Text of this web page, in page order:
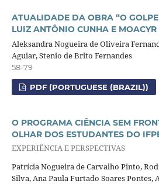
ATUALIDADE DA OBRA “O
LUIZ ANTÔNIO CUNHA E MOACYR
Aleksandra Nogueira de Oliveira
Aguiar, Stenio de Brito Fernandes
58-79
PDF (PORTUGUESE (BRAZIL))
O PROGRAMA CIÊNCIA SEM
OLHAR DOS ESTUDANTES DO
EXPERIÊNCIA E PERSPECTIVAS
Patrícia Nogueira de Carvalho Pinto,
Silva, Ana Paula Furtado Soares Pontes,